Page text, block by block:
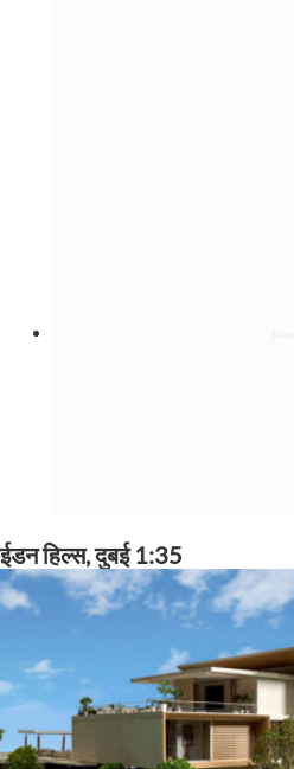
ईडन हिल्स, दुबई 1:35